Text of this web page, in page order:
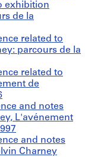
exhibition
de la
related to
parcours de la
related to
de
and notes
L'avénement
and notes
Charney